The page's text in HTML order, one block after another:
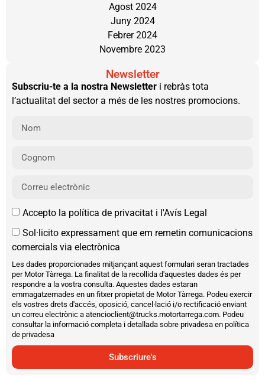
Agost 2024
Juny 2024
Febrer 2024
Novembre 2023
Newsletter
Subscriu-te a la nostra Newsletter i rebràs tota
l’actualitat del sector a més de les nostres promocions.
Accepto la política de privacitat i l'Avís Legal
Sol·licito expressament que em remetin comunicacions
comercials via electrònica
Les dades proporcionades mitjançant aquest formulari seran tractades
per Motor Tàrrega. La finalitat de la recollida d'aquestes dades és per
respondre a la vostra consulta. Aquestes dades estaran
emmagatzemades en un fitxer propietat de Motor Tàrrega. Podeu exercir
els vostres drets d'accés, oposició, cancel·lació i/o rectificació enviant
un correu electrònic a atencioclient@trucks.motortarrega.com. Podeu
consultar la informació completa i detallada sobre privadesa en política
de privadesa
Subscriure's